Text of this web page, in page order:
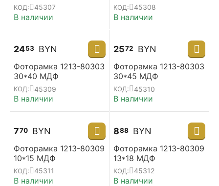
КОД: 45307
В наличии
КОД: 45308
В наличии
2453 BYN
Фоторамка 1213-80303
30*40 МДФ
КОД: 45309
В наличии
2572 BYN
Фоторамка 1213-80303
30*45 МДФ
КОД: 45310
В наличии
770 BYN
Фоторамка 1213-80309
10*15 МДФ
КОД: 45311
В наличии
888 BYN
Фоторамка 1213-80309
13*18 МДФ
КОД: 45312
В наличии